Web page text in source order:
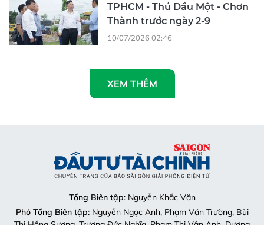
TPHCM - Thủ Dầu Một - Chơn
Thành trước ngày 2-9
10/07/2026 02:46
XEM THÊM
Tổng Biên tập: Nguyễn Khắc Văn
Phó Tổng Biên tập:Nguyễn Ngọc Anh, Phạm Văn Trường, Bùi